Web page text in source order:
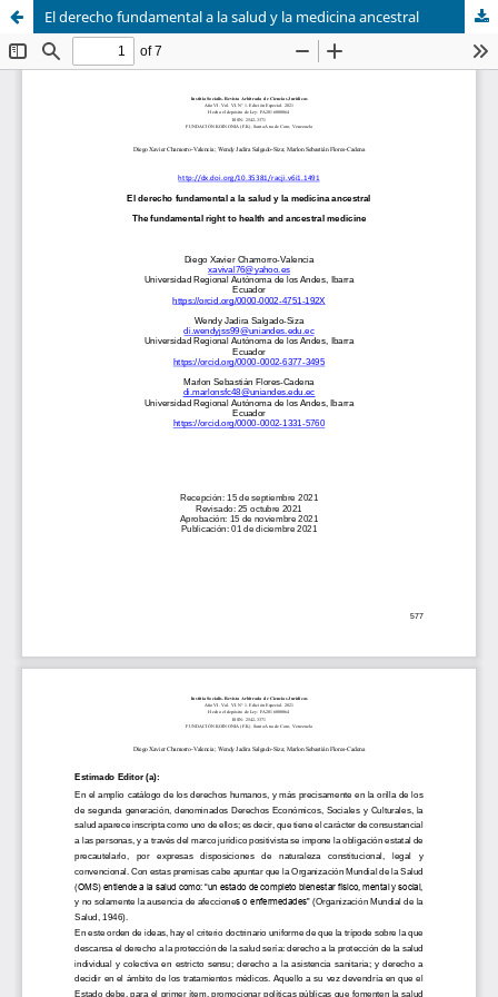
El derecho fundamental a la salud y la medicina ancestral